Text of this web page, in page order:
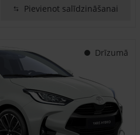
Pievienot salīdzināšanai
Drīzumā